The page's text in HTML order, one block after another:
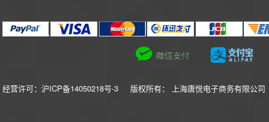
经营许可：沪ICP备14050218号-3 版权所有： 上海唐悦电子商务有限公司